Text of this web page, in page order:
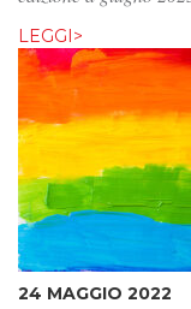
LEGGI>
24 MAGGIO 2022